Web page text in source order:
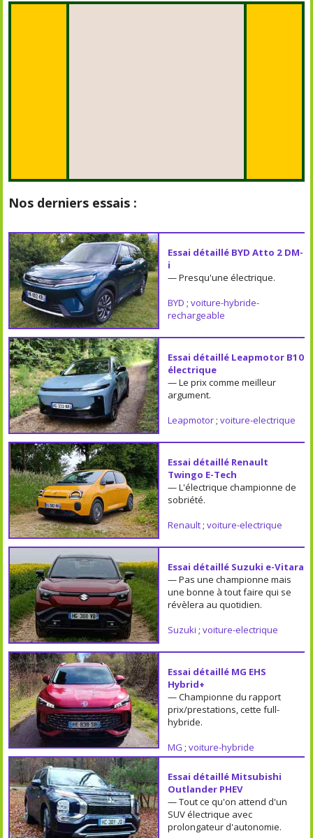
Nos derniers essais :
Essai détaillé BYD Atto 2 DM-
i
— Presqu'une électrique.
BYD ; voiture-hybride-
rechargeable
Essai détaillé Leapmotor B10
électrique
— Le prix comme meilleur
argument.
Leapmotor; voiture-electrique
Essai détaillé Renault
Twingo E-Tech
— L'électrique championne de
sobriété.
Renault; voiture-electrique
Essai détaillé Suzuki e-Vitara
— Pas une championne mais
une bonne à tout faire qui se
révèlera au quotidien.
Suzuki ; voiture-electrique
Essai détaillé MG EHS
Hybrid+
— Championne du rapport
prix/prestations, cette full-
hybride.
MG ; voiture-hybride
Essai détaillé Mitsubishi
Outlander PHEV
— Tout ce qu'on attend d'un
SUV électrique avec
prolongateur d'autonomie.